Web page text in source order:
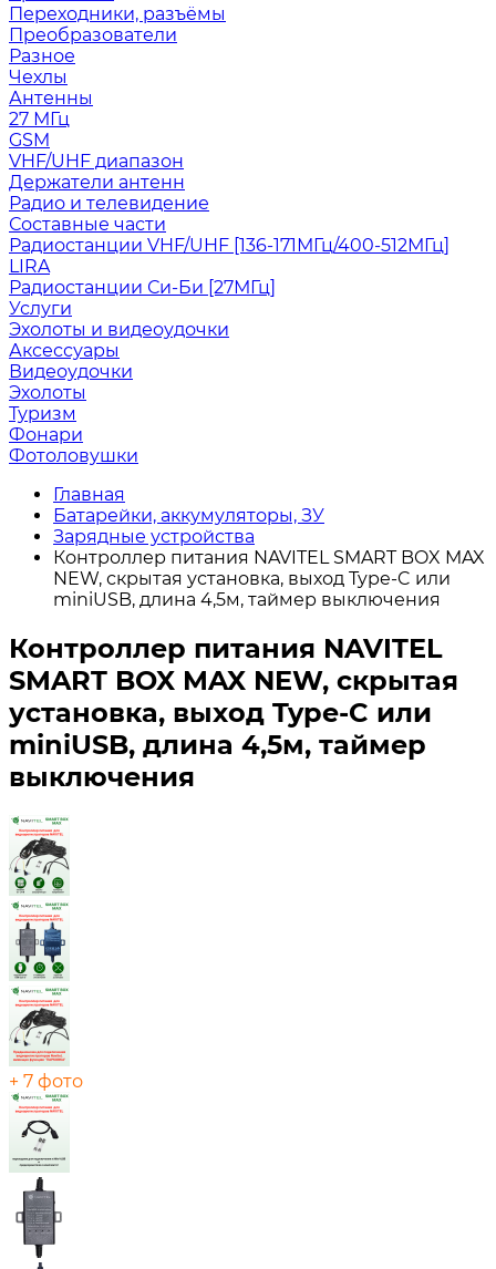
Переходники, разъёмы
Преобразователи
Разное
Чехлы
Антенны
27 МГц
GSM
VHF/UHF диапазон
Держатели антенн
Радио и телевидение
Составные части
Радиостанции VHF/UHF [136-171МГц/400-512МГц]
LIRA
Радиостанции Си-Би [27МГц]
Услуги
Эхолоты и видеоудочки
Аксессуары
Видеоудочки
Эхолоты
Туризм
Фонари
Фотоловушки
Главная
Батарейки, аккумуляторы, ЗУ
Зарядные устройства
Контроллер питания NAVITEL SMART BOX MAX
NEW, скрытая установка, выход Type-C или
miniUSB, длина 4,5м, таймер выключения
Контроллер питания NAVITEL
SMART BOX MAX NEW, скрытая
установка, выход Type-C или
miniUSB, длина 4,5м, таймер
выключения
+ 7 фото